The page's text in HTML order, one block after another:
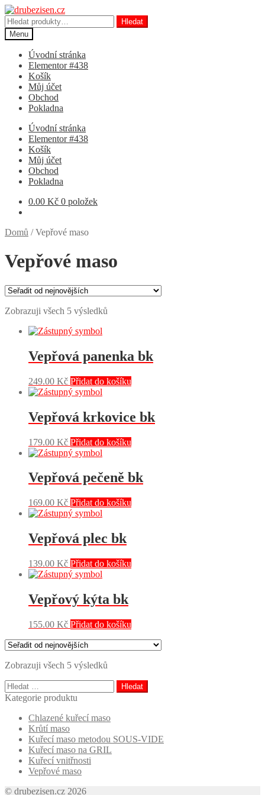
Přeskočit
na
navigaci
Přejít
k
obsahu
webu
Hledat:
Hledat
Menu
Úvodní stránka
Elementor #438
Košík
Můj účet
Obchod
Pokladna
Úvodní stránka
Elementor #438
Košík
Můj účet
Obchod
Pokladna
0.00 Kč 0 položek
Domů /Vepřové maso
Vepřové maso
Zobrazuji všech 5 výsledků
Vepřová panenka bk
249.00 Kč Přidat do košíku
Vepřová krkovice bk
179.00 Kč Přidat do košíku
Vepřová pečeně bk
169.00 Kč Přidat do košíku
Vepřová plec bk
139.00 Kč Přidat do košíku
Vepřový kýta bk
155.00 Kč Přidat do košíku
Zobrazuji všech 5 výsledků
Vyhledávání
Kategorie produktu
Chlazené kuřecí maso
Krůtí maso
Kuřecí maso metodou SOUS-VIDE
Kuřecí maso na GRIL
Kuřecí vnitřnosti
Vepřové maso
© drubezisen.cz 2026